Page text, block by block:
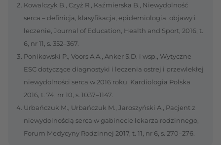
Kowalczyk B., Czyż R., Kaźmierska B., Niewydolność
serca – definicja, klasyfikacja, epidemiologia, objawy i
leczenie, Journal of Education, Health and Sport, 2016, t.
6, nr 11, s. 352–367.
Ponikowski P., Voors A.A., Anker S.D. i wsp., Wytyczne
ESC dotyczące diagnostyki i leczenia ostrej i przewlekłej
niewydolności serca w 2016 roku, Kardiologia Polska
2016, t. 74, nr 10, s. 1037–1147.
Urbańczuk M., Urbańczuk M., Jaroszyński A., Pacjent z
niewydolnością serca w gabinecie lekarza rodzinnego,
Forum Medycyny Rodzinnej 2017, t. 11, nr 6, s. 270–276.